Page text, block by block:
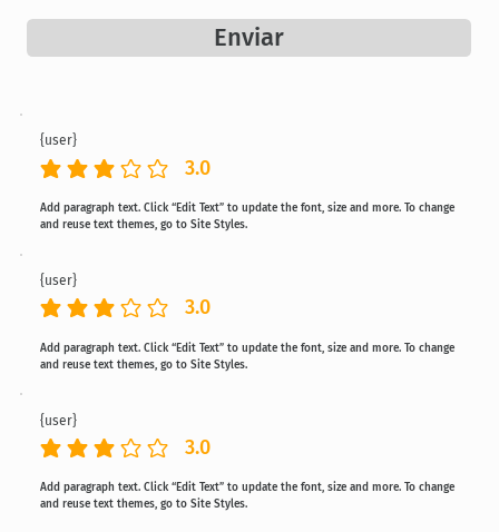
Enviar
{user}
3.0
classificação média é 3 de 5
Add paragraph text. Click “Edit Text” to update the font, size and more. To change
and reuse text themes, go to Site Styles.
{user}
3.0
classificação média é 3 de 5
Add paragraph text. Click “Edit Text” to update the font, size and more. To change
and reuse text themes, go to Site Styles.
{user}
3.0
classificação média é 3 de 5
Add paragraph text. Click “Edit Text” to update the font, size and more. To change
and reuse text themes, go to Site Styles.